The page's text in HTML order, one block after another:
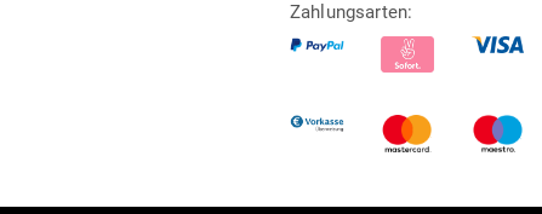
Zahlungsarten: